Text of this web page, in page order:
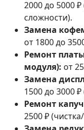
2000 до 5000
сложности).
Замена
от 1800 до
Ремонт
модуля): от
Замена
1500 до 3000
Ремонт
2500 ₽